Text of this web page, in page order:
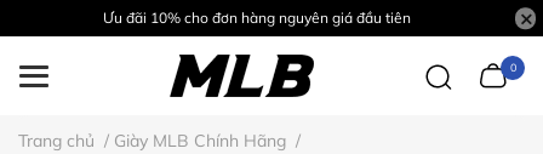
Ưu đãi 10% cho đơn hàng nguyên giá đầu tiên
0
Trang chủ / Giày MLB Chính Hãng /